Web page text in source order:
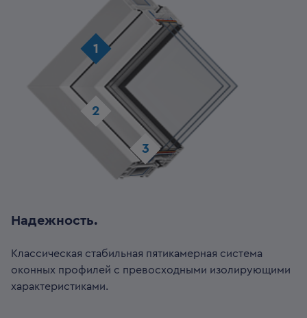
1
2
3
Надежность.
Классическая стабильная пятикамерная система
оконных профилей с превосходными изолирующими
характеристиками.